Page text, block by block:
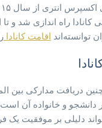
کانادا راه اندازی شد و تا
توانسته‌اند
اقامت کانادا
دریافت مدارکی بین
و خانواده آن است.
دلیلی بر موفقیت یک